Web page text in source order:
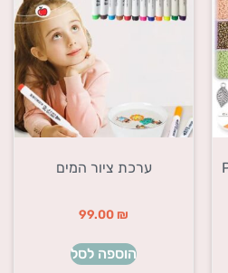
ערכת ציור המים
99.00 ₪
הוספה לסל